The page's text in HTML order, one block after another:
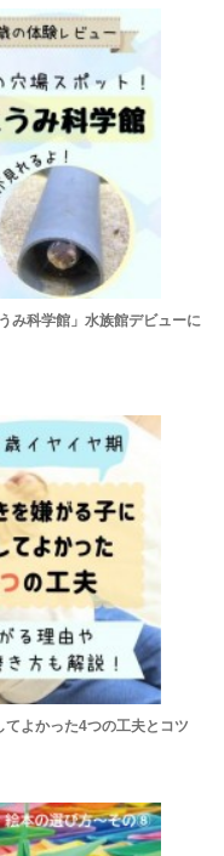
み科学館」水族館デビューに
てよかった4つの工夫とコツ